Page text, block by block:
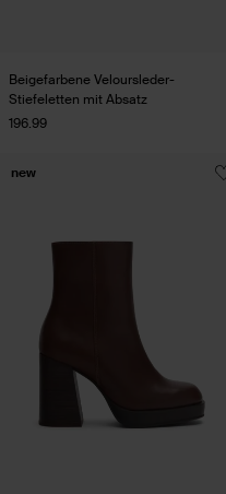
Beigefarbene Veloursleder-
Stiefeletten mit Absatz
196.99
new